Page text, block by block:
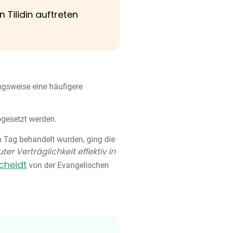
Tilidin auftreten
eine häufigere
werden.
behandelt wurden, ging die
Verträglichkeit effektiv in
von der Evangelischen